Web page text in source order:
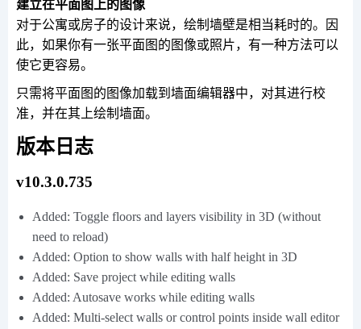
建立在平面图上的图像
对于公寓或房子的设计来说，绘制墙壁是相当耗时的。因
此，如果你有一张平面图的图像或照片，有一种方法可以
使它更容易。
只需将平面图的图像加载到墙面编辑器中，对其进行校
准，并在其上绘制墙面。
版本日志
v10.3.0.735
Added: Toggle floors and layers visibility in 3D (without
need to reload)
Added: Option to show walls with half height in 3D
Added: Save project while editing walls
Added: Autosave works while editing walls
Added: Multi-select walls or control points inside wall editor